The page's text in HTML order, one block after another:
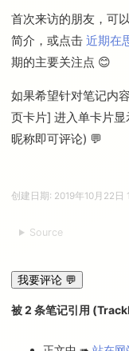
首次来访的朋友，可
简介，或点击 近期在
期的主要关注点 😊
如果希望针对笔记内
页卡片] 进入单卡片
昵称即可评论) 💬
创建日期: 2019年10月22日
Source
我要评论 💬
被2 条笔记引用